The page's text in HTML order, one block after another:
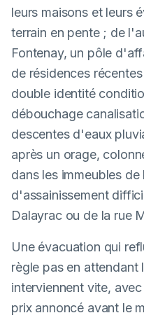
leurs maisons et leurs
terrain en pente ; de
Fontenay, un pôle
de résidences
double identité
débouchage
descentes d'eaux
après un orage,
dans les immeubles
d'assainissement
Dalayrac ou de la rue
Une évacuation qui
règle pas en attendant
interviennent vite,
prix annoncé avant le